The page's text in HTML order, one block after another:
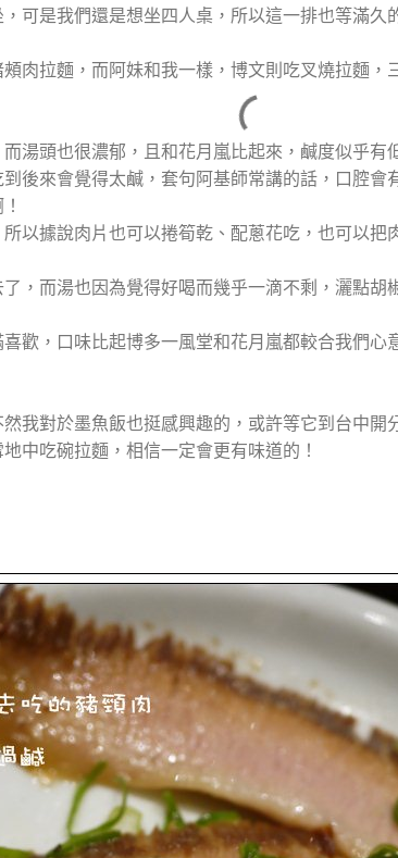
可是我們還是想坐四人桌，所以這一排也等滿久
肉拉麵，而阿妹和我一樣，博文則吃叉燒拉麵
湯頭也很濃郁，且和花月嵐比起來，鹹度似乎有
後來會覺得太鹹，套句阿基師常講的話，口腔會
以據說肉片也可以捲筍乾、配蔥花吃，也可以把
，而湯也因為覺得好喝而幾乎一滴不剩，灑點胡
歡，口味比起博多一風堂和花月嵐都較合我們
我對於墨魚飯也挺感興趣的，或許等它到台中開
中吃碗拉麵，相信一定會更有味道的！